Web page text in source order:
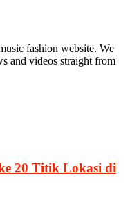
fashion website. We
and videos straight from
20 Titik Lokasi di